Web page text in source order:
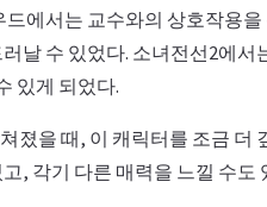
에서는 교수와의 상호작용
날 수 있었다. 소녀전선2에서
있게 되었다.
졌을 때, 이 캐릭터를 조금 더
, 각기 다른 매력을 느낄 수도